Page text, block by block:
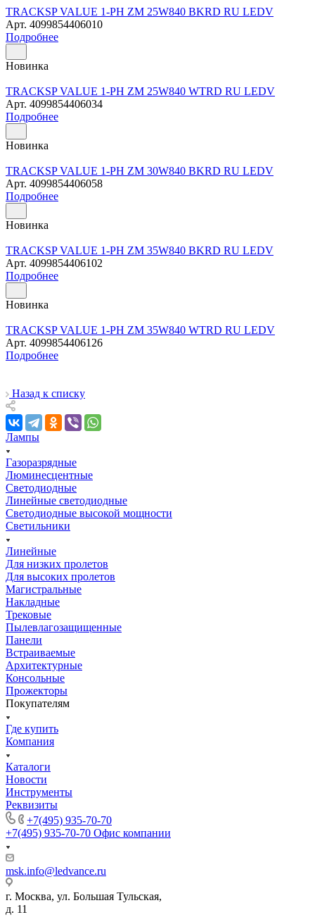
TRACKSP VALUE 1-PH ZM 25W840 BKRD RU LEDV
Арт. 4099854406010
Подробнее
Новинка
TRACKSP VALUE 1-PH ZM 25W840 WTRD RU LEDV
Арт. 4099854406034
Подробнее
Новинка
TRACKSP VALUE 1-PH ZM 30W840 BKRD RU LEDV
Арт. 4099854406058
Подробнее
Новинка
TRACKSP VALUE 1-PH ZM 35W840 BKRD RU LEDV
Арт. 4099854406102
Подробнее
Новинка
TRACKSP VALUE 1-PH ZM 35W840 WTRD RU LEDV
Арт. 4099854406126
Подробнее
Назад к списку
Лампы
Газоразрядные
Люминесцентные
Светодиодные
Линейные светодиодные
Светодиодные высокой мощности
Светильники
Линейные
Для низких пролетов
Для высоких пролетов
Магистральные
Накладные
Трековые
Пылевлагозащищенные
Панели
Встраиваемые
Архитектурные
Консольные
Прожекторы
Покупателям
Где купить
Компания
Каталоги
Новости
Инструменты
Реквизиты
+7(495) 935-70-70
+7(495) 935-70-70 Офис компании
msk.info@ledvance.ru
г. Москва, ул. Большая Тульская,
д. 11